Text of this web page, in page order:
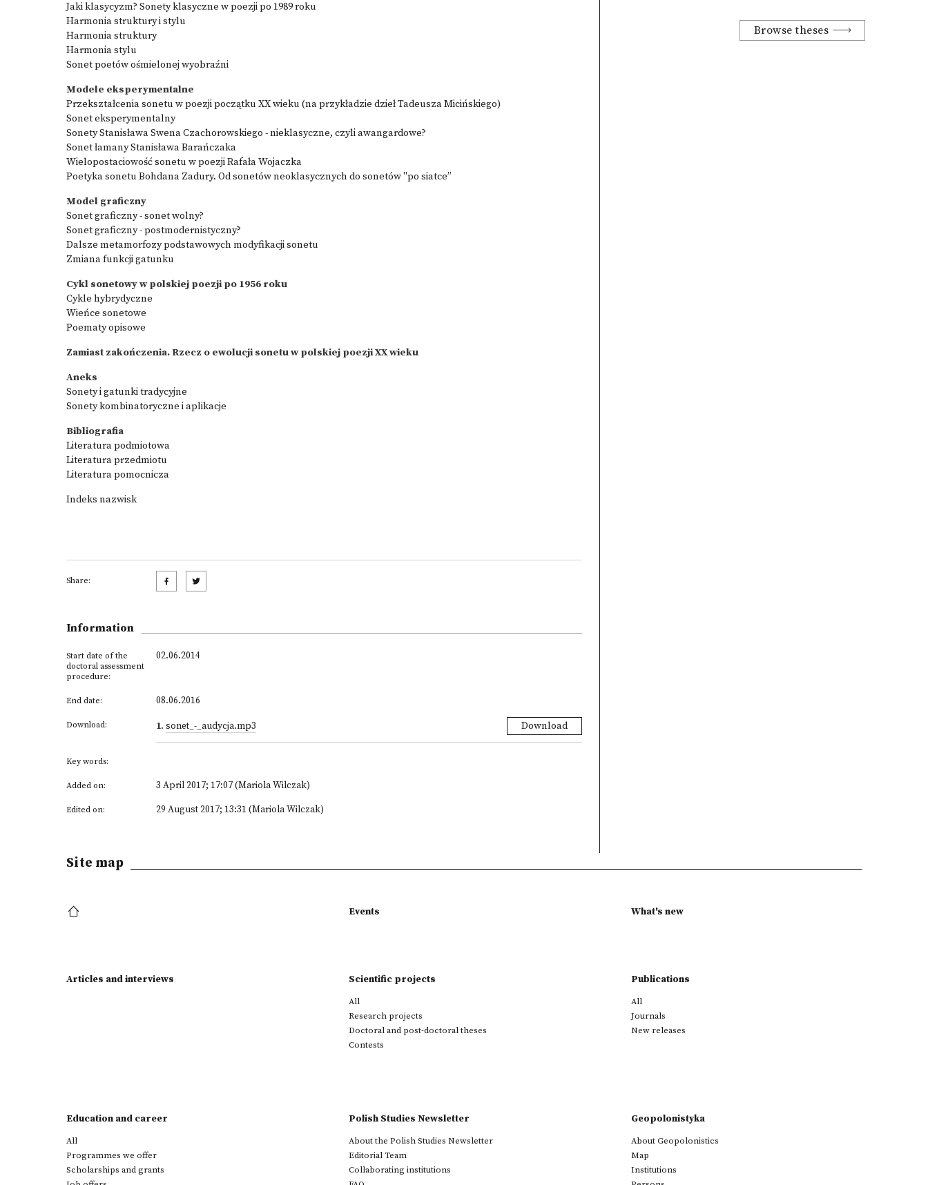
Jaki klasycyzm? Sonety klasyczne w poezji po 1989 roku
Harmonia struktury i stylu
Harmonia struktury
Harmonia stylu
Sonet poetów ośmielonej wyobraźni
Modele eksperymentalne
Przekształcenia sonetu w poezji początku XX wieku (na przykładzie dzieł Tadeusza Micińskiego)
Sonet eksperymentalny
Sonety Stanisława Swena Czachorowskiego - nieklasyczne, czyli awangardowe?
Sonet łamany Stanisława Barańczaka
Wielopostaciowość sonetu w poezji Rafała Wojaczka
Poetyka sonetu Bohdana Zadury. Od sonetów neoklasycznych do sonetów "po siatce”
Model graficzny
Sonet graficzny - sonet wolny?
Sonet graficzny - postmodernistyczny?
Dalsze metamorfozy podstawowych modyfikacji sonetu
Zmiana funkcji gatunku
Cykl sonetowy w polskiej poezji po 1956 roku
Cykle hybrydyczne
Wieńce sonetowe
Poematy opisowe
Zamiast zakończenia. Rzecz o ewolucji sonetu w polskiej poezji XX wieku
Aneks
Sonety i gatunki tradycyjne
Sonety kombinatoryczne i aplikacje
Bibliografia
Literatura podmiotowa
Literatura przedmiotu
Literatura pomocnicza
Indeks nazwisk
Share:
Information
Start date of the
doctoral assessment
procedure:
02.06.2014
End date: 08.06.2016
Download: 1. sonet_-_audycja.mp3 Download
Key words:
Added on: 3 April 2017; 17:07 (Mariola Wilczak)
Edited on: 29 August 2017; 13:31 (Mariola Wilczak)
Browse theses
Site map
Events What's new
Articles and interviews Scientific projects
All
Research projects
Doctoral and post-doctoral theses
Contests
Publications
All
Journals
New releases
Education and career
All
Programmes we offer
Scholarships and grants
Polish Studies Newsletter
About the Polish Studies Newsletter
Editorial Team
Collaborating institutions
Geopolonistyka
About Geopolonistics
Map
Institutions